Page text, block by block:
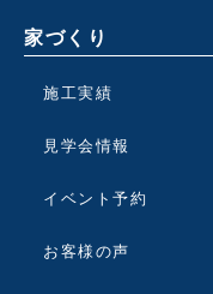
家づくり
施工実績
見学会情報
イベント予約
お客様の声